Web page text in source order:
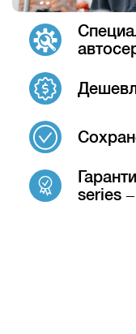
series